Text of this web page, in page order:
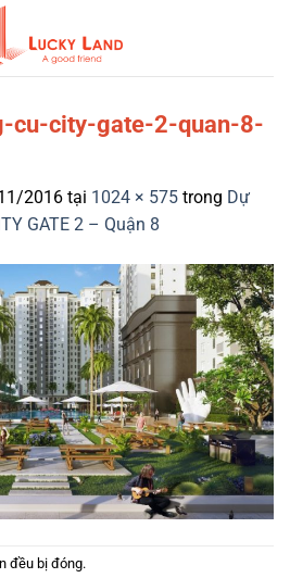
cu-city-gate-2-quan-8-
2016 tại 1024 × 575 trong Dự
GATE 2 – Quận 8
đều bị đóng.